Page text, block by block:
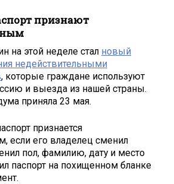
признают
на этой неделе стал новый
недействительными
, которые граждане используют
и выезда из нашей страны.
приняла 23 мая.
признается
если его владелец сменил
пол, фамилию, дату и место
паспорт на похищенном бланке